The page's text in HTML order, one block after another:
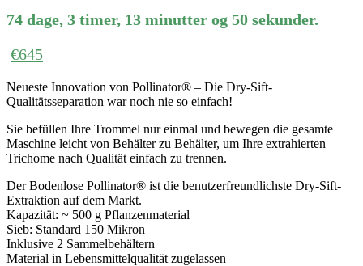
74 dage, 3 timer, 13 minutter og 50 sekunder.
€645
Neueste Innovation von Pollinator® – Die Dry-Sift-
Qualitätsseparation war noch nie so einfach!
Sie befüllen Ihre Trommel nur einmal und bewegen die gesamte
Maschine leicht von Behälter zu Behälter, um Ihre extrahierten
Trichome nach Qualität einfach zu trennen.
Der Bodenlose Pollinator® ist die benutzerfreundlichste Dry-Sift-
Extraktion auf dem Markt.
Kapazität: ~ 500 g Pflanzenmaterial
Sieb: Standard 150 Mikron
Inklusive 2 Sammelbehältern
Material in Lebensmittelqualität zugelassen